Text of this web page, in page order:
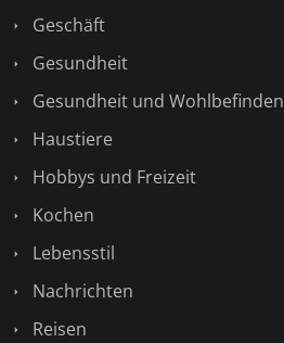
Geschäft
Gesundheit
Gesundheit und Wohlbefinden
Haustiere
Hobbys und Freizeit
Kochen
Lebensstil
Nachrichten
Reisen